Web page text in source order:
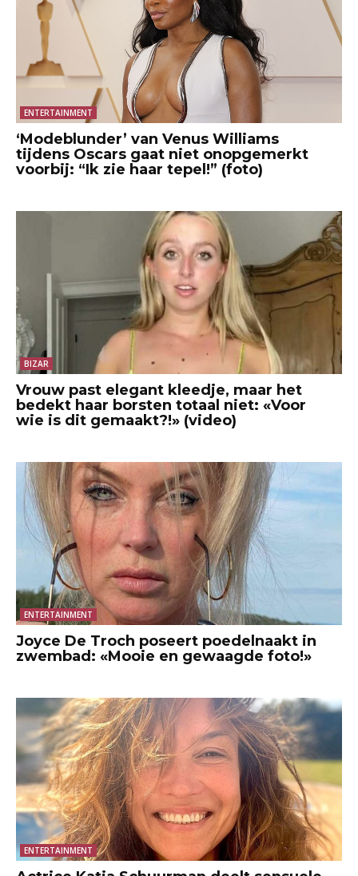
ENTERTAINMENT
‘Modeblunder’ van Venus Williams
tijdens Oscars gaat niet onopgemerkt
voorbij: “Ik zie haar tepel!” (foto)
BIZAR
Vrouw past elegant kleedje, maar het
bedekt haar borsten totaal niet: «Voor
wie is dit gemaakt?!» (video)
ENTERTAINMENT
Joyce De Troch poseert poedelnaakt in
zwembad: «Mooie en gewaagde foto!»
ENTERTAINMENT